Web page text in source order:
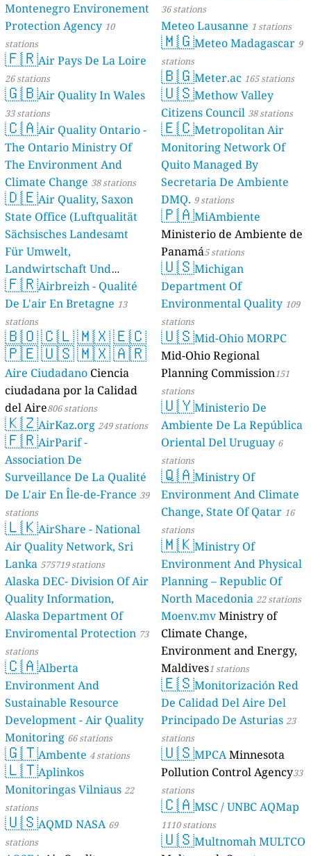
Montenegro Environement
Protection Agency 10
stations
🇫🇷Air Pays De La Loire
26 stations
🇬🇧Air Quality In Wales
33 stations
🇨🇦Air Quality Ontario -
The Ontario Ministry Of
The Environment And
Climate Change 38 stations
🇩🇪Air Quality, Saxon
State Office (Luftqualität
Sächsisches Landesamt
Für Umwelt,
Landwirtschaft Und
Geologie) 50 stations
🇫🇷Airbreizh - Qualité
De L'air En Bretagne 13
stations
🇧🇴🇨🇱🇲🇽🇪🇨
🇵🇪🇺🇸🇲🇽🇦🇷
Aire Ciudadano Ciencia
ciudadana por la Calidad
del Aire806 stations
🇰🇿AirKaz.org 249 stations
🇫🇷AirParif -
Association De
Surveillance De La Qualité
De L'air En Île-de-France 39
stations
🇱🇰AirShare - National
Air Quality Network, Sri
Lanka 575719 stations
Alaska DEC- Division Of Air
Quality Information,
Alaska Department Of
Enviromental Protection 73
stations
🇨🇦Alberta
Environment And
Sustainable Resource
Development - Air Quality
Monitoring 66 stations
🇬🇹Ambente 4 stations
🇱🇹Aplinkos
Monitoringas Vilniaus 22
stations
🇺🇸AQMD NASA 69
stations
36 stations
Meteo Lausanne 1 stations
🇲🇬Meteo Madagascar 9
stations
🇧🇬Meter.ac 165 stations
🇺🇸Methow Valley
Citizens Council 38 stations
🇪🇨Metropolitan Air
Monitoring Network Of
Quito Managed By
Secretaria De Ambiente
DMQ. 9 stations
🇵🇦MiAmbiente
Ministerio de Ambiente de
Panamá5 stations
🇺🇸Michigan
Department Of
Environmental Quality 109
stations
🇺🇸Mid-Ohio MORPC
Mid-Ohio Regional
Planning Commission151
stations
🇺🇾Ministerio De
Ambiente De La República
Oriental Del Uruguay 6
stations
🇶🇦Ministry Of
Environment And Climate
Change, State Of Qatar 16
stations
🇲🇰Ministry Of
Environment And Physical
Planning – Republic Of
North Macedonia 22 stations
Moenv.mvMinistry of
Climate Change,
Environment and Energy,
Maldives1 stations
🇪🇸Monitorización Red
De Calidad Del Aire Del
Principado De Asturias 23
stations
🇺🇸MPCAMinnesota
Pollution Control Agency33
stations
🇨🇦MSC / UNBC AQMap
1110 stations
🇺🇸Multnomah MULTCO